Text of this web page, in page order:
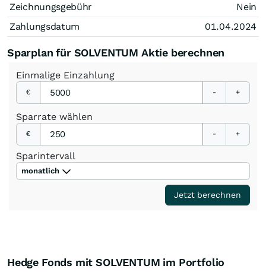
Zeichnungsgebühr
Nein
Zahlungsdatum
01.04.2024
Sparplan für SOLVENTUM Aktie berechnen
Einmalige Einzahlung
€ - +
Sparrate wählen
€ - +
Sparintervall
monatlich
Jetzt berechnen
Hedge Fonds mit SOLVENTUM im Portfolio